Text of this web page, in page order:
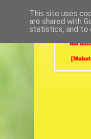
This site uses
are shared with
statistics, and to